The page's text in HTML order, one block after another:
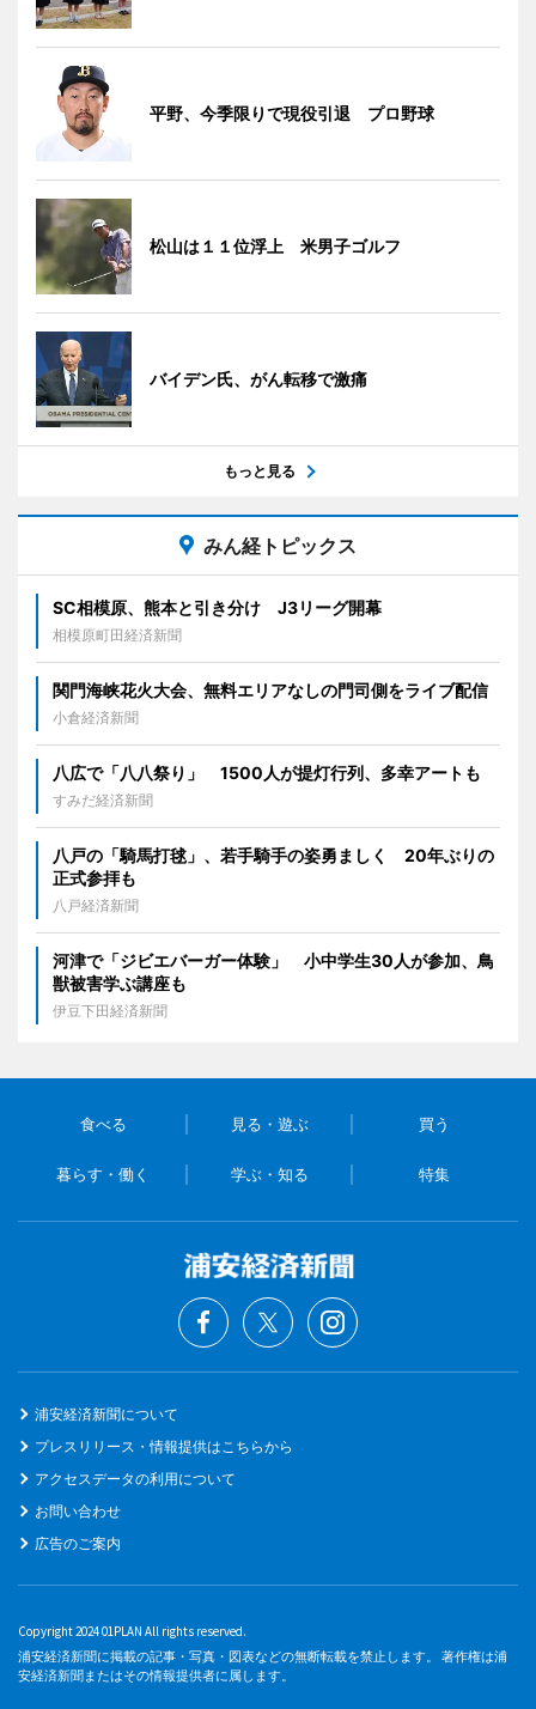
平野、今季限りで現役引退 プロ野球
松山は１１位浮上 米男子ゴルフ
バイデン氏、がん転移で激痛
もっと見る
みん経トピックス
SC相模原、熊本と引き分け J3リーグ開幕
相模原町田経済新聞
関門海峡花火大会、無料エリアなしの門司側をライブ配信
小倉経済新聞
八広で「八八祭り」 1500人が提灯行列、多幸アートも
すみだ経済新聞
八戸の「騎馬打毬」、若手騎手の姿勇ましく 20年ぶりの
正式参拝も
八戸経済新聞
河津で「ジビエバーガー体験」 小中学生30人が参加、鳥
獣被害学ぶ講座も
伊豆下田経済新聞
食べる 見る・遊ぶ 買う
暮らす・働く 学ぶ・知る 特集
浦安経済新聞について
プレスリリース・情報提供はこちらから
アクセスデータの利用について
お問い合わせ
広告のご案内
Copyright 2024 01PLAN All rights reserved.
浦安経済新聞に掲載の記事・写真・図表などの無断転載を禁止します。 著作権は浦
安経済新聞またはその情報提供者に属します。